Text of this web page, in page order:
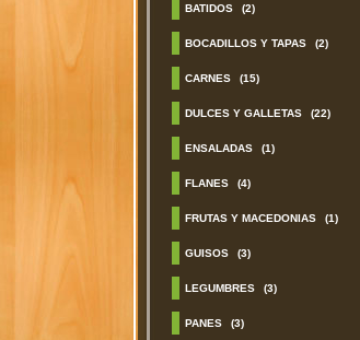
BATIDOS (2)
BOCADILLOS Y TAPAS (2)
CARNES (15)
DULCES Y GALLETAS (22)
ENSALADAS (1)
FLANES (4)
FRUTAS Y MACEDONIAS (1)
GUISOS (3)
LEGUMBRES (3)
PANES (3)